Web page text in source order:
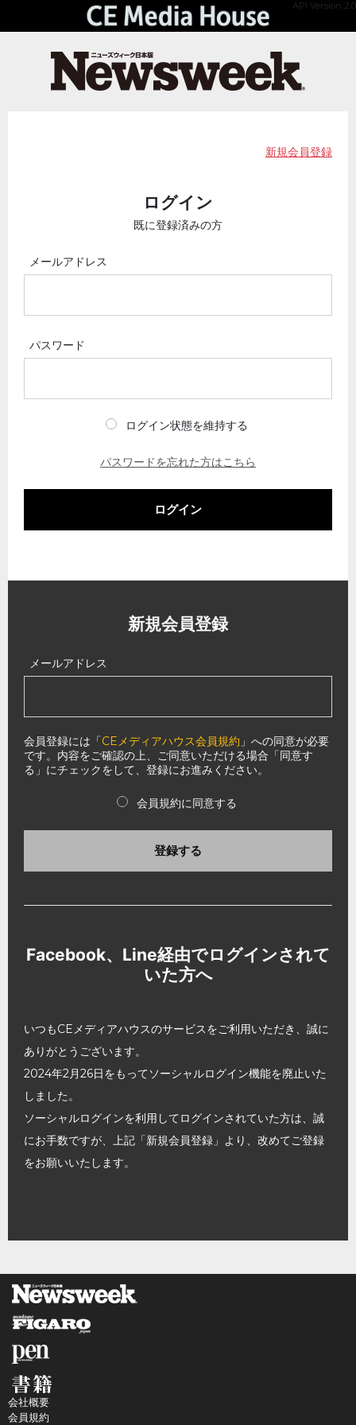
API Version 2.0
新規会員登録
ログイン
既に登録済みの方
メールアドレス
パスワード
ログイン状態を維持する
パスワードを忘れた方はこちら
ログイン
新規会員登録
メールアドレス
会員登録には「CEメディアハウス会員規約 」への同意が必要
です。内容をご確認の上、ご同意いただける場合「同意す
る」にチェックをして、登録にお進みください。
会員規約に同意する
登録する
Facebook、Line経由でログインされて
いた方へ
いつもCEメディアハウスのサービスをご利用いただき、誠に
ありがとうございます。
2024年2月26日をもってソーシャルログイン機能を廃止いた
しました。
ソーシャルログインを利用してログインされていた方は、誠
にお手数ですが、上記「新規会員登録」より、改めてご登録
をお願いいたします。
会社概要
会員規約